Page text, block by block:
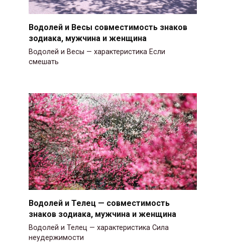
Водолей и Весы совместимость знаков
зодиака, мужчина и женщина
Водолей и Весы — характеристика Если
смешать
Водолей и Телец — совместимость
знаков зодиака, мужчина и женщина
Водолей и Телец — характеристика Сила
неудержимости